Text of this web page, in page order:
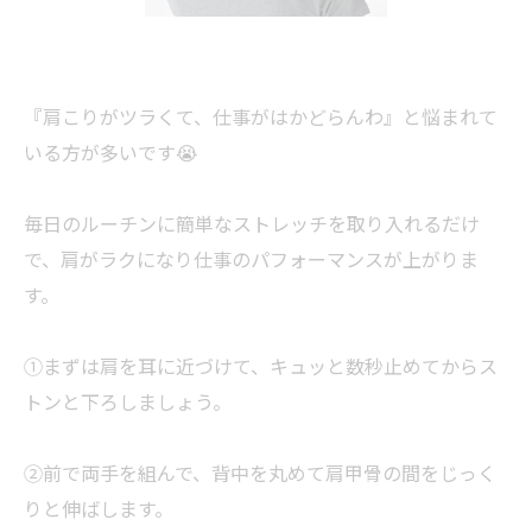
『肩こりがツラくて、仕事がはかどらんわ』と悩まれて
いる方が多いです😭
毎日のルーチンに簡単なストレッチを取り入れるだけ
で、肩がラクになり仕事のパフォーマンスが上がりま
す。
①まずは肩を耳に近づけて、キュッと数秒止めてからス
トンと下ろしましょう。
②前で両手を組んで、背中を丸めて肩甲骨の間をじっく
りと伸ばします。